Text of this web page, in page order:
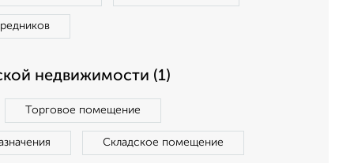
недвижимости (1)
Торговое помещение
Складское помещение